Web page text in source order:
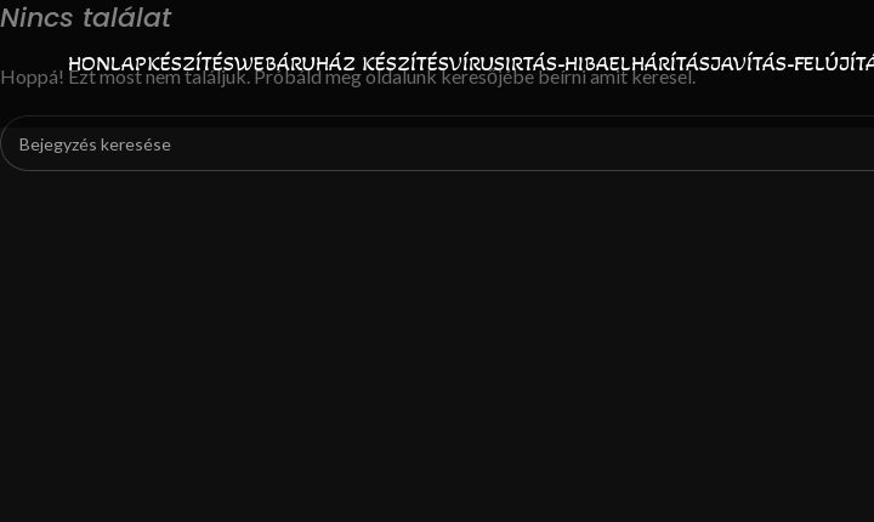
HONLAPKÉSZÍTÉSWEBÁRUHÁZ KÉSZÍTÉSVÍRUSIRTÁS-HIBAELHÁRÍTÁSJAVÍTÁS-
Nincs találat
Hoppá! Ezt most nem találjuk. Próbáld meg oldalunk keresőjébe beírni amit keresel.